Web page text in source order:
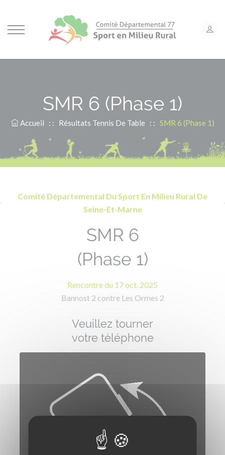
SMR 6 (Phase 1)
Accueil : : Résultats Tennis De Table : : SMR 6 (Phase 1)
Comité Départemental Du Sport En Milieu Rural De
Seine-Et-Marne
SMR 6
(Phase 1)
Rencontre du 17 oct. 2025
Bannost 2 contre Les Ormes 2
Veuillez tourner
votre téléphone